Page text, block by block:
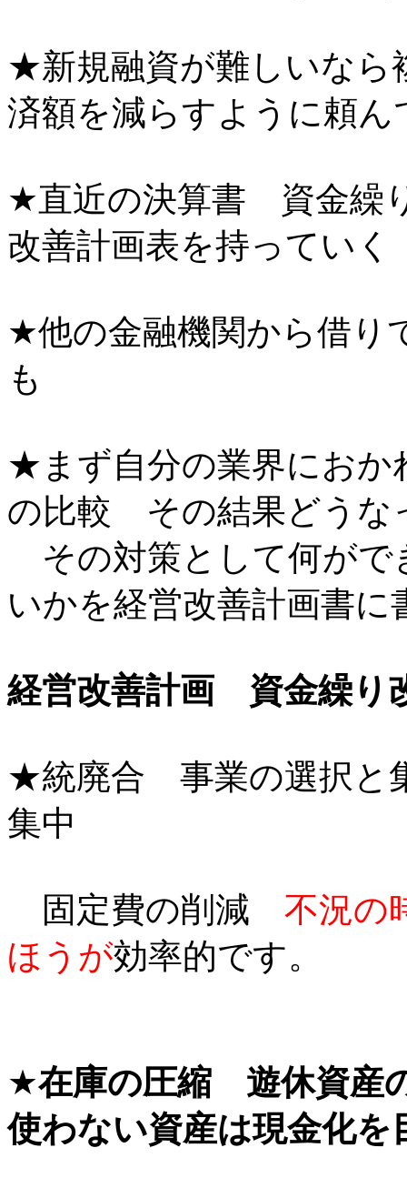
★新規融資が難しいなら
済額を減らすように頼ん
★直近の決算書 資金繰
改善計画表を持っていく
★他の金融機関から借り
も
★まず自分の業界にお
の比較 その結果どうな
その対策として何が
いかを経営改善計画書に
経営改善計画 資金繰り
★統廃合 事業の選択と
集中
固定費の削減 不況の
ほうが効率的です。
★在庫の圧縮 遊休資
使わない資産は現金化を